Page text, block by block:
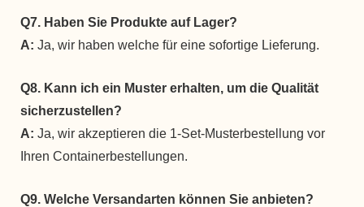
Q7. Haben Sie Produkte auf Lager?
A: Ja, wir haben welche für eine sofortige Lieferung.
Q8. Kann ich ein Muster erhalten, um die Qualität
sicherzustellen?
A: Ja, wir akzeptieren die 1-Set-Musterbestellung vor
Ihren Containerbestellungen.
Q9. Welche Versandarten können Sie anbieten?